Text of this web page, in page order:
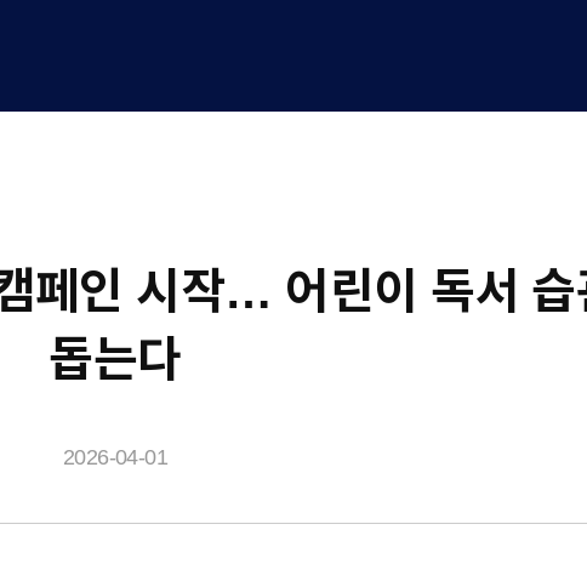
페인 시작… 어린이 독서 습
돕는다
2026-04-01